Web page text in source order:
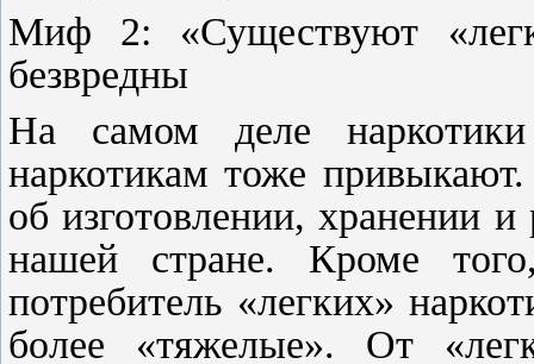
Миф 2: «Существуют
безвредны
На самом деле
наркотикам тоже
об изготовлении, хранении и
нашей стране. Кроме
потребитель «легких»
более «тяжелые». От